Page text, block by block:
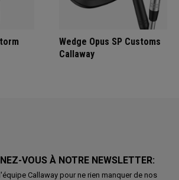
Wedge Opus SP Customs
Callaway
VOUS À NOTRE NEWSLETTER:
Callaway pour ne rien manquer de nos